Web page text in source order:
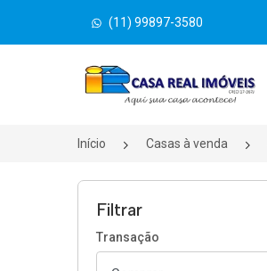
(11) 99897-3580
Página inicial
Início Casas à venda
Filtrar
Transação